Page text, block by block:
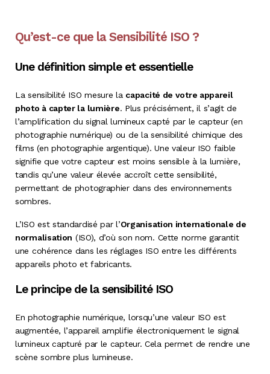
Qu’est-ce que la Sensibilité ISO ?
Une définition simple et essentielle
La sensibilité ISO mesure la capacité de votre appareil
photo à capter la lumière. Plus précisément, il s’agit de
l’amplification du signal lumineux capté par le capteur (en
photographie numérique) ou de la sensibilité chimique des
films (en photographie argentique). Une valeur ISO faible
signifie que votre capteur est moins sensible à la lumière,
tandis qu’une valeur élevée accroît cette sensibilité,
permettant de photographier dans des environnements
sombres.
L’ISO est standardisé par l’Organisation internationale de
normalisation (ISO), d’où son nom. Cette norme garantit
une cohérence dans les réglages ISO entre les différents
appareils photo et fabricants.
Le principe de la sensibilité ISO
En photographie numérique, lorsqu’une valeur ISO est
augmentée, l’appareil amplifie électroniquement le signal
lumineux capturé par le capteur. Cela permet de rendre une
scène sombre plus lumineuse.